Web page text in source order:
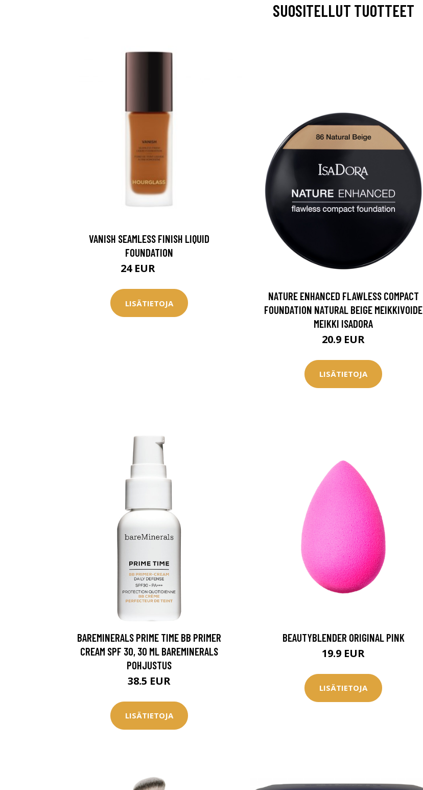
SUOSITELLUT TUOTTEET
VANISH SEAMLESS FINISH LIQUID
FOUNDATION
24 EUR
LISÄTIETOJA
NATURE ENHANCED FLAWLESS COMPACT
FOUNDATION NATURAL BEIGE MEIKKIVOIDE
MEIKKI ISADORA
20.9 EUR
LISÄTIETOJA
BAREMINERALS PRIME TIME BB PRIMER
CREAM SPF 30, 30 ML BAREMINERALS
POHJUSTUS
38.5 EUR
LISÄTIETOJA
BEAUTYBLENDER ORIGINAL PINK
19.9 EUR
LISÄTIETOJA
Saat myös -200 € toimenpiteistä, kunvaraat
konsultaation